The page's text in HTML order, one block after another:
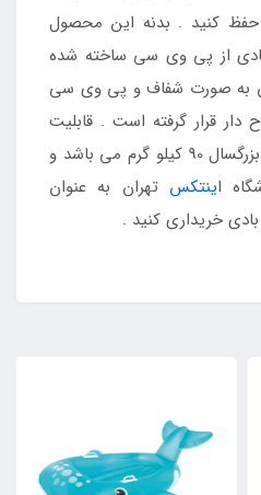
کنید . بدنه این محصول
از پی وی سی ساخته شده
به صورت شفاف و پی وی سی
قرار گرفته است . قابلیت
تحمل وزن این حلقه بادی بزرگسال 90 کیلو گرم می باشد و
اینتکس تهران به عنوان
خریداری کنید .